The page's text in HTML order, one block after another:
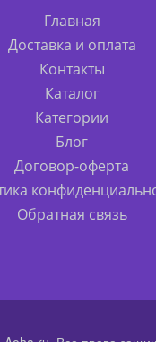
Главная
Доставка и оплата
Контакты
Каталог
Категории
Блог
Договор-оферта
Обратная связь
Все права